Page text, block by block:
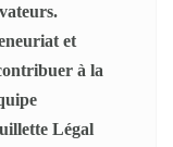
et
à la
Légal